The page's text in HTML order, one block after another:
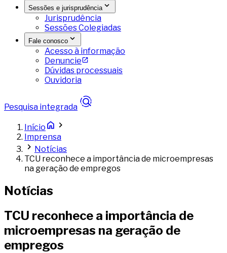
Sessões e jurisprudência
Jurisprudência
Sessões Colegiadas
Fale conosco
Acesso à informação
Denuncie
Dúvidas processuais
Ouvidoria
Pesquisa integrada
Início
Imprensa
Notícias
TCU reconhece a importância de microempresas
na geração de empregos
Notícias
TCU reconhece a importância de
microempresas na geração de
empregos